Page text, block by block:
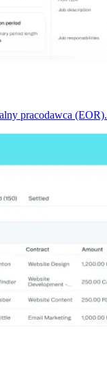
pracodawca (EOR).​​